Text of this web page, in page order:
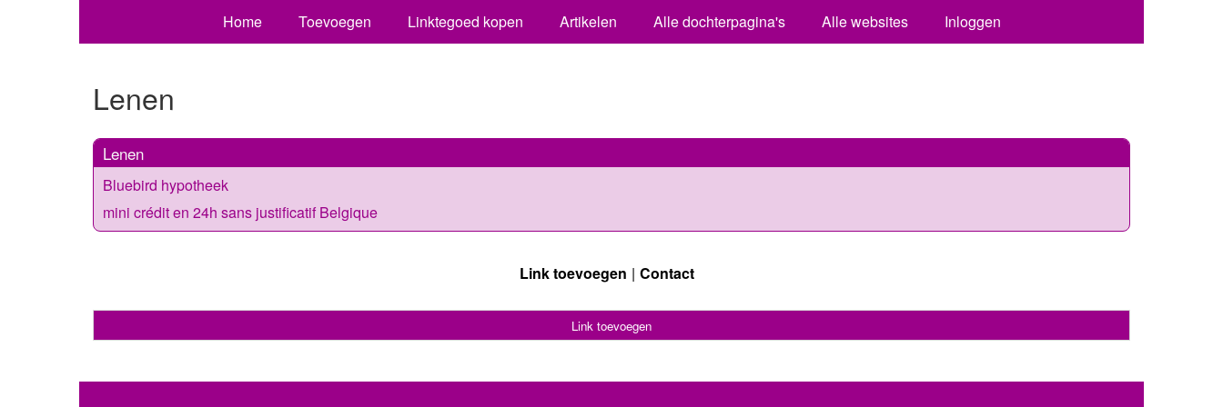
Home Toevoegen Linktegoed kopen Artikelen Alle dochterpagina's Alle websites Inloggen
Lenen
Lenen
Bluebird hypotheek
mini crédit en 24h sans justificatif Belgique
Link toevoegen Contact
Link toevoegen